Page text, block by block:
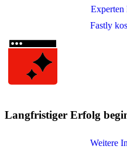
Experten
Fastly
Langfristiger Erfolg
Weitere